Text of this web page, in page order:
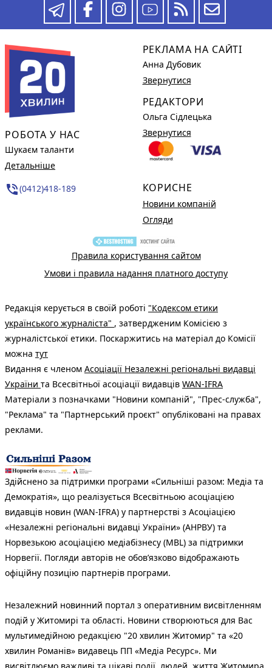
РОБОТА У НАС
Шукаєм таланти
Детальніше
phone_in_talk(0412)418-189
РЕКЛАМА НА САЙТІ
Анна Дубовик
Звернутися
РЕДАКТОРИ
Ольга Сідлецька
Звернутися
КОРИСНЕ
Новини компаній
Огляди
Правила користування сайтом
Умови і правила надання платного доступу
Редакція керується в своїй роботі "Кодексом етики
українського журналіста" , затвердженим Комісією з
журналістської етики. Поскаржитись на матеріал до Комісії
можна тут
Видання є членом Асоціації Незалежні регіональні видавці
України та Всесвітньої асоціації видавців WAN-IFRA
Матеріали з позначками "Новини компаній", "Прес-служба",
"Реклама" та "Партнерський проєкт" опубліковані на правах
реклами.
Здійснено за підтримки програми «Сильніші разом: Медіа та
Демократія», що реалізується Всесвітньою асоціацією
видавців новин (WAN-IFRA) у партнерстві з Асоціацією
«Незалежні регіональні видавці України» (АНРВУ) та
Норвезькою асоціацією медіабізнесу (MBL) за підтримки
Норвегії. Погляди авторів не обов’язково відображають
офіційну позицію партнерів програми.
Незалежний новинний портал з оперативним висвітленням
подій у Житомирі та області. Новини створюються для Вас
мультимедійною редакцією "20 хвилин Житомир" та «20
хвилин Романів» видавець ПП «Медіа Ресурс». Ми